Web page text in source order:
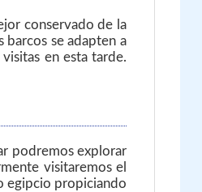
conservado de la
barcos se adapten a
en esta tarde.
podremos explorar
visitaremos el
egipcio propiciando